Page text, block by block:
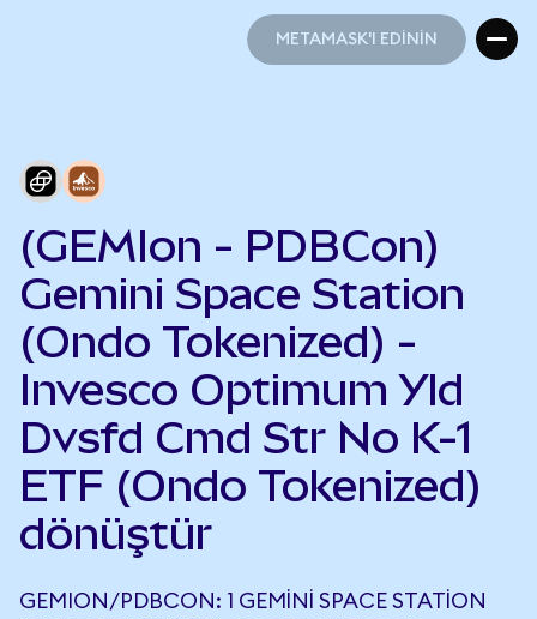
METAMASK'I EDİNİN
(GEMIon - PDBCon)
Gemini Space Station
(Ondo Tokenized) -
Invesco Optimum Yld
Dvsfd Cmd Str No K-1
ETF (Ondo Tokenized)
dönüştür
GEMION/PDBCON: 1 GEMINI SPACE STATION